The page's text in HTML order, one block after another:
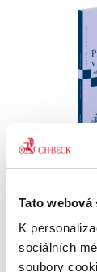
Tato
K
sociálních
soubory
Martin
svého